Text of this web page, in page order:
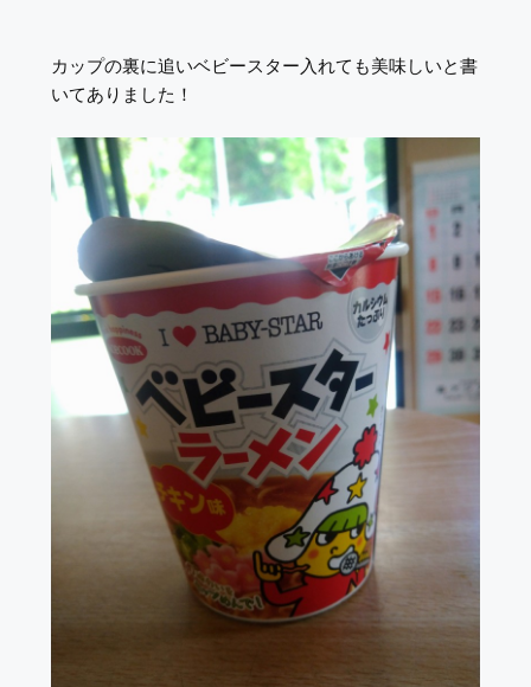
カップの裏に追いベビースター入れても美味しいと書
いてありました！